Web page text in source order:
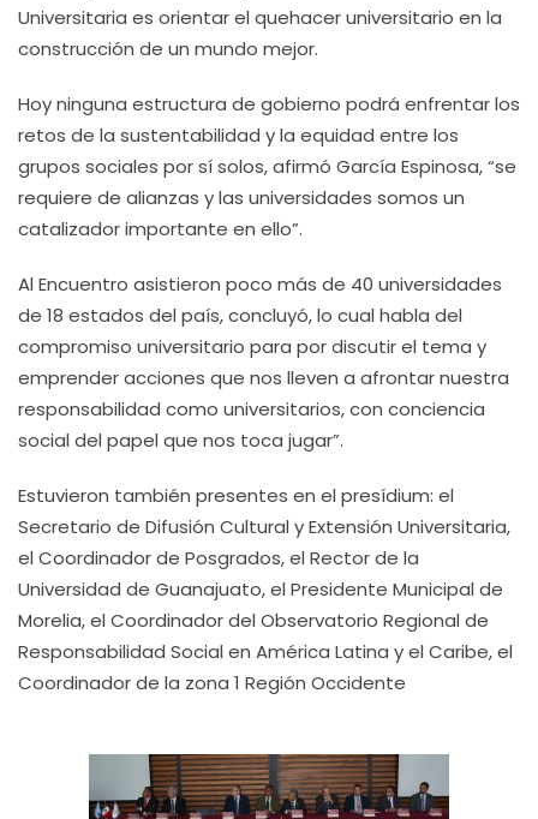
Universitaria es orientar el quehacer universitario en la
construcción de un mundo mejor.
Hoy ninguna estructura de gobierno podrá enfrentar los
retos de la sustentabilidad y la equidad entre los
grupos sociales por sí solos, afirmó García Espinosa, “se
requiere de alianzas y las universidades somos un
catalizador importante en ello”.
Al Encuentro asistieron poco más de 40 universidades
de 18 estados del país, concluyó, lo cual habla del
compromiso universitario para por discutir el tema y
emprender acciones que nos lleven a afrontar nuestra
responsabilidad como universitarios, con conciencia
social del papel que nos toca jugar”.
Estuvieron también presentes en el presídium: el
Secretario de Difusión Cultural y Extensión Universitaria,
el Coordinador de Posgrados, el Rector de la
Universidad de Guanajuato, el Presidente Municipal de
Morelia, el Coordinador del Observatorio Regional de
Responsabilidad Social en América Latina y el Caribe, el
Coordinador de la zona 1 Región Occidente